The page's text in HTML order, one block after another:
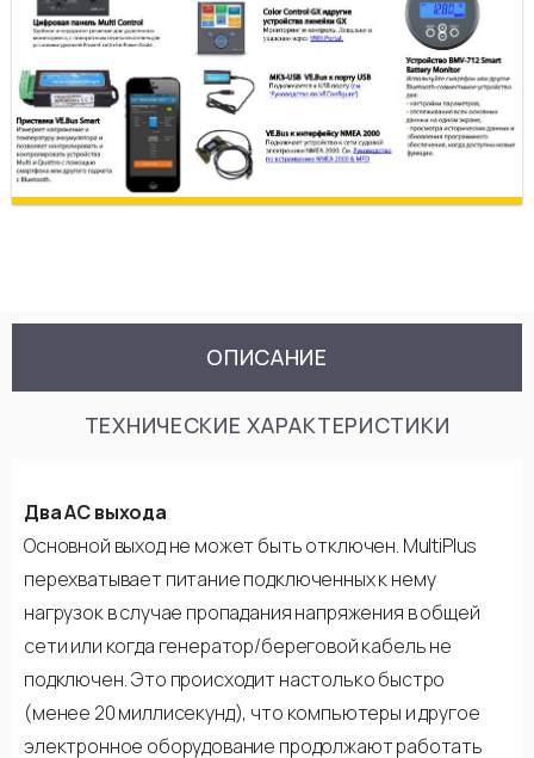
ОПИСАНИЕ
ТЕХНИЧЕСКИЕ ХАРАКТЕРИСТИКИ
Два АС выхода
Основной выход не может быть отключен. MultiPlus
перехватывает питание подключенных к нему
нагрузок в случае пропадания напряжения в общей
сети или когда генератор/береговой кабель не
подключен. Это происходит настолько быстро
(менее 20 миллисекунд), что компьютеры и другое
электронное оборудование продолжают работать